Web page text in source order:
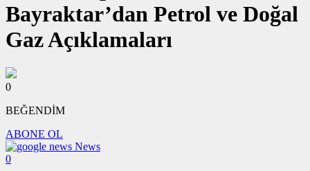
Bayraktar’dan Petrol ve Doğal
Gaz Açıklamaları
0
BEĞENDİM
ABONE OL
News
0